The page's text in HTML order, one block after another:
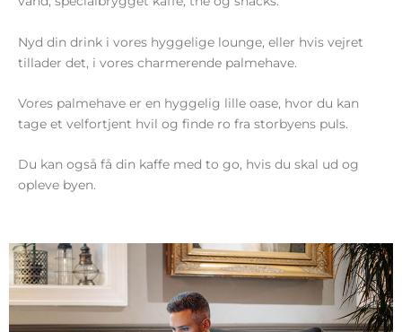
Nyd din drink i vores hyggelige lounge, eller hvis vejret
tillader det, i vores charmerende palmehave.
Vores palmehave er en hyggelig lille oase, hvor du kan
tage et velfortjent hvil og finde ro fra storbyens puls.
Du kan også få din kaffe med to go, hvis du skal ud og
opleve byen.